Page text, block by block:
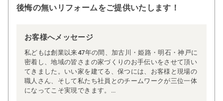
後悔の無いリフォームをご提供いたします！
お客様へメッセージ
私どもは創業以来47年の間、加古川・姫路・明石・神戸に
密着し、地域の皆さまの家づくりのお手伝いをさせて頂い
てきました。いい家を建てる、保つには、お客様と現場の
職人さん、そして私たち社員とのチームワークが三位一体
になってこそ実現できます。